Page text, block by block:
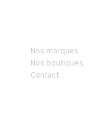
Nos marques
Nos boutiques
Contact